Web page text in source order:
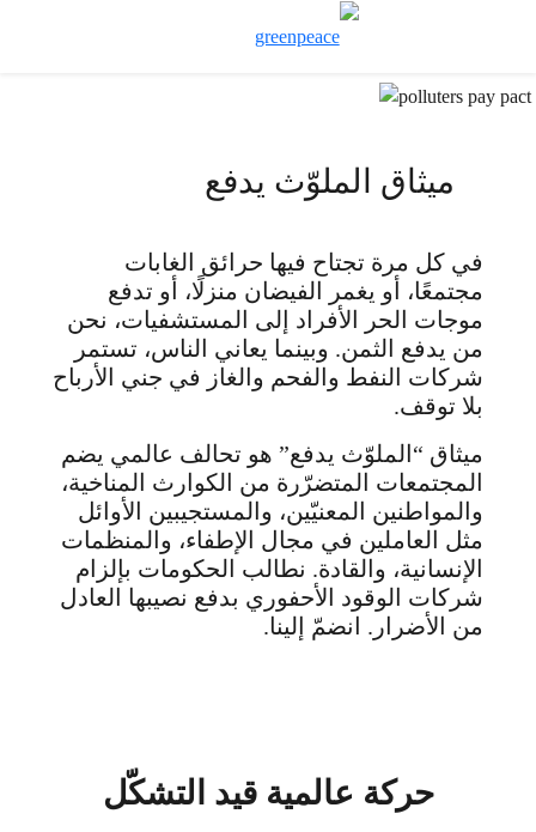
ميثاق الملوّث يدفع
في كل مرة تجتاح فيها حرائق الغابات
مجتمعًا، أو يغمر الفيضان منزلًا، أو تدفع
موجات الحر الأفراد إلى المستشفيات، نحن
من يدفع الثمن. وبينما يعاني الناس، تستمر
شركات النفط والفحم والغاز في جني الأرباح
بلا توقف.
ميثاق “الملوّث يدفع” هو تحالف عالمي يضم
المجتمعات المتضرّرة من الكوارث المناخية،
والمواطنين المعنيّين، والمستجيبين الأوائل
مثل العاملين في مجال الإطفاء، والمنظمات
الإنسانية، والقادة. نطالب الحكومات بإلزام
شركات الوقود الأحفوري بدفع نصيبها العادل
من الأضرار. انضمّ إلينا.
حركة عالمية قيد التشكّل